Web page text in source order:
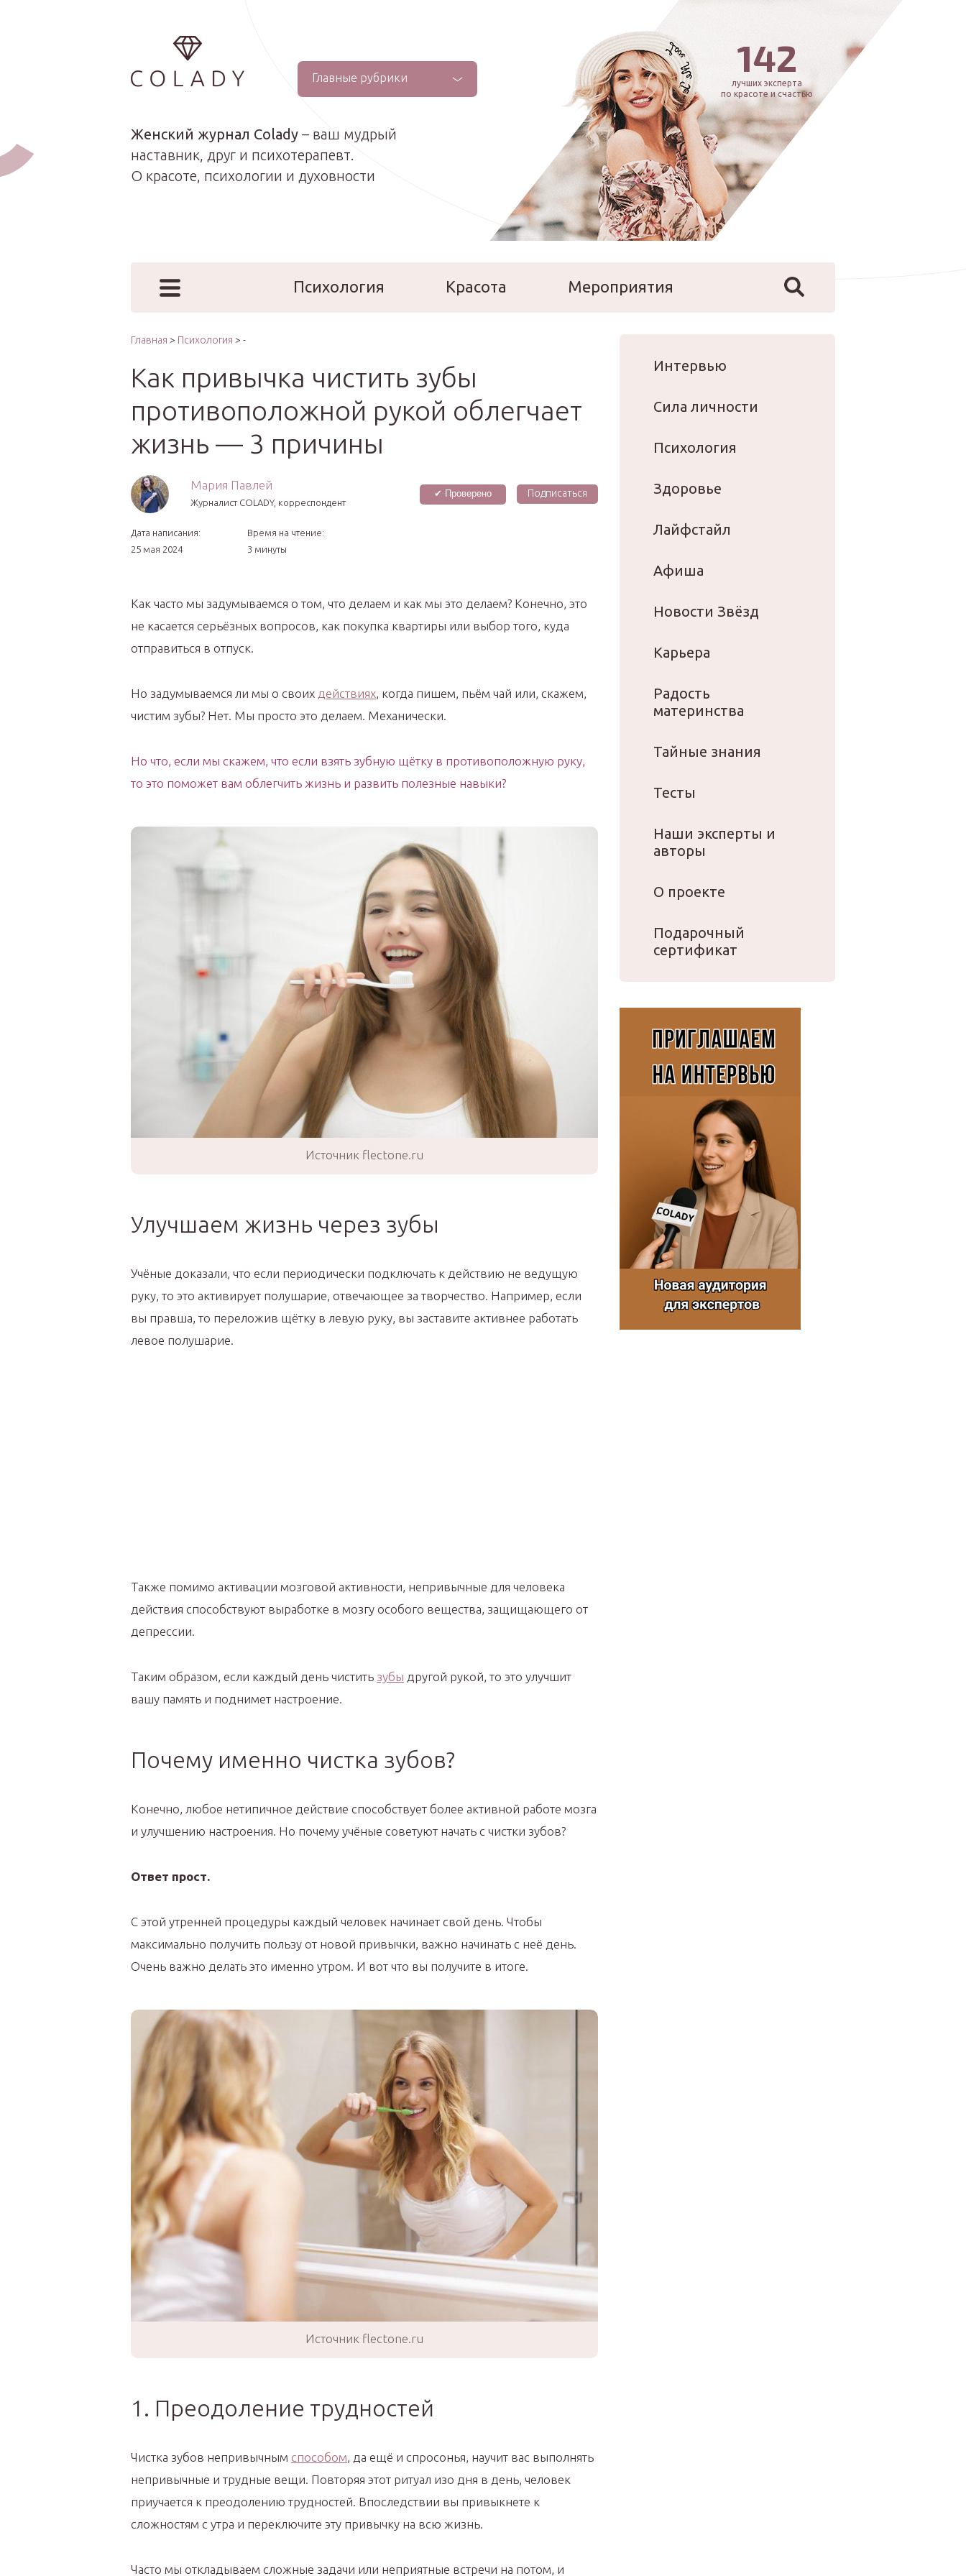
...
Главные рубрики
Женский журнал Colady – ваш мудрый
наставник, друг и психотерапевт.
О красоте, психологии и духовности
142
лучших эксперта
по красоте и счастью
Психология Красота
Мероприятия
Главная > Психология > -
Как привычка чистить зубы
противоположной рукой облегчает
жизнь — 3 причины
Мария Павлей
Журналист COLADY, корреспондент
✔ Проверено Подписаться
Дата написания:
25 мая 2024
Время на чтение:
3 минуты
Как часто мы задумываемся о том, что делаем и как мы это делаем? Конечно, это
не касается серьёзных вопросов, как покупка квартиры или выбор того, куда
отправиться в отпуск.
Но задумываемся ли мы о своих действиях, когда пишем, пьём чай или, скажем,
чистим зубы? Нет. Мы просто это делаем. Механически.
Но что, если мы скажем, что если взять зубную щётку в противоположную руку,
то это поможет вам облегчить жизнь и развить полезные навыки?
Источник flectone.ru
Улучшаем жизнь через зубы
Учёные доказали, что если периодически подключать к действию не ведущую
руку, то это активирует полушарие, отвечающее за творчество. Например, если
вы правша, то переложив щётку в левую руку, вы заставите активнее работать
левое полушарие.
Также помимо активации мозговой активности, непривычные для человека
действия способствуют выработке в мозгу особого вещества, защищающего от
депрессии.
Таким образом, если каждый день чистить зубы другой рукой, то это улучшит
вашу память и поднимет настроение.
Почему именно чистка зубов?
Конечно, любое нетипичное действие способствует более активной работе мозга
и улучшению настроения. Но почему учёные советуют начать с чистки зубов?
Ответ прост.
С этой утренней процедуры каждый человек начинает свой день. Чтобы
максимально получить пользу от новой привычки, важно начинать с неё день.
Очень важно делать это именно утром. И вот что вы получите в итоге.
Источник flectone.ru
1. Преодоление трудностей
Чистка зубов непривычным способом , да ещё и спросонья, научит вас выполнять
непривычные и трудные вещи. Повторяя этот ритуал изо дня в день, человек
приучается к преодолению трудностей. Впоследствии вы привыкнете к
сложностям с утра и переключите эту привычку на всю жизнь.
Часто мы откладываем сложные задачи или неприятные встречи на потом, и
Интервью
Сила личности
Психология
Здоровье
Лайфстайл
Афиша
Новости Звёзд
Карьера
Радость
материнства
Тайные знания
Тесты
Наши эксперты и
авторы
О проекте
Подарочный
сертификат